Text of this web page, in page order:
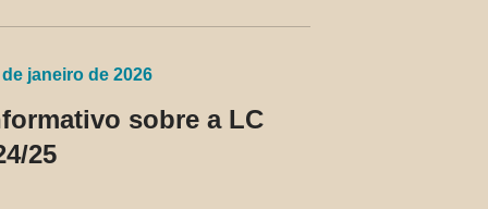
de janeiro de 2026
sobre a LC
25